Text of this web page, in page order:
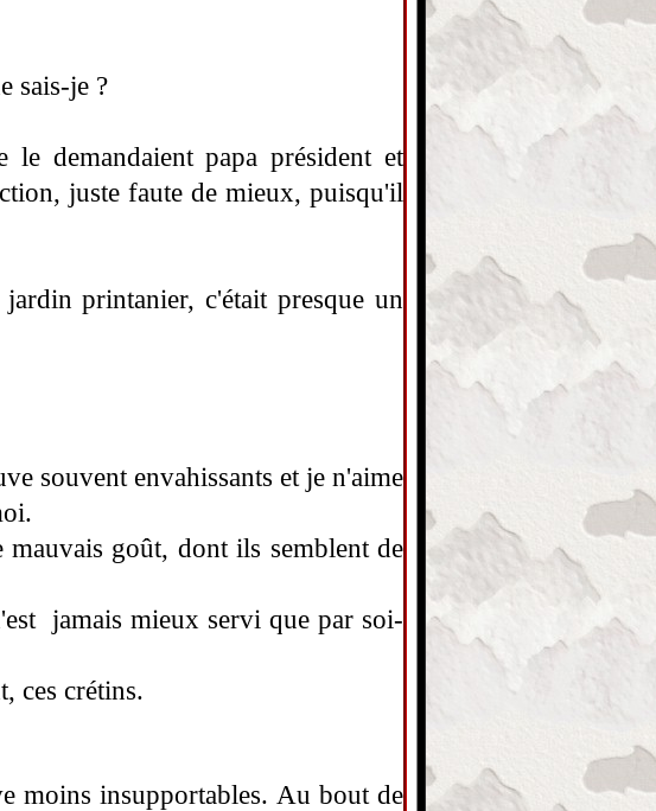
sais-je ?
demandaient papa président et
juste faute de mieux, puisqu'il
printanier, c'était presque un
souvent envahissants et je n'aime
goût, dont ils semblent de
jamais mieux servi que par soi-
ces crétins.
moins insupportables. Au bout de